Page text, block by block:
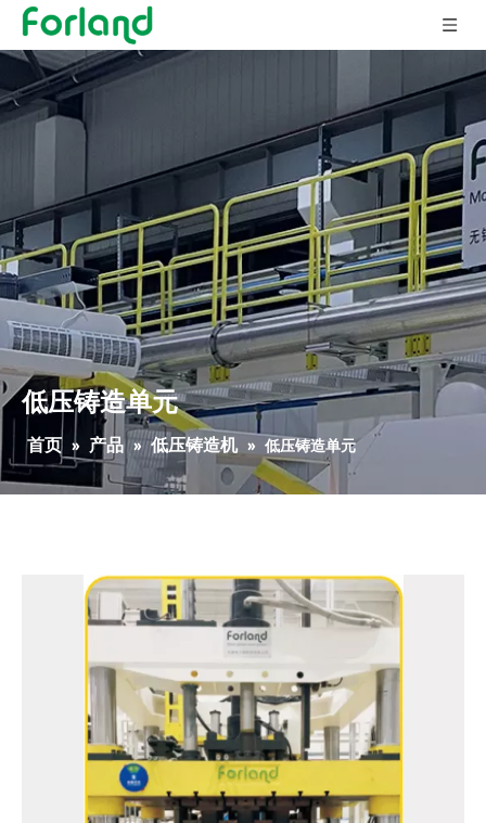
低压铸造单元
首页 » 产品 » 低压铸造机 » 低压铸造单元